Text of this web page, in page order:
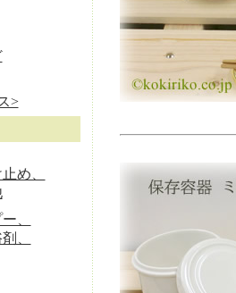
>
め、
、
、